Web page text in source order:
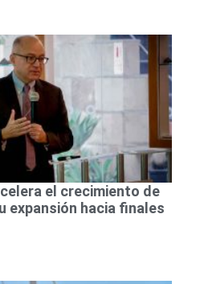
el crecimiento de
expansión hacia finales